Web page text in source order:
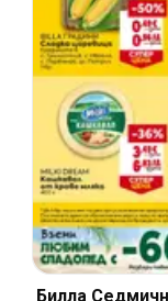
Билла